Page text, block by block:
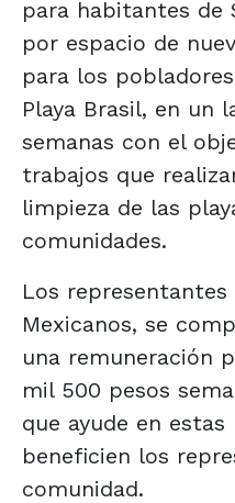
para habitantes de
por espacio de
para los
Playa Brasil, en un
semanas con el
trabajos que
limpieza de las
comunidades.
Los representantes
Mexicanos, se
una remuneración
mil 500 pesos
que ayude en
beneficien los
comunidad.